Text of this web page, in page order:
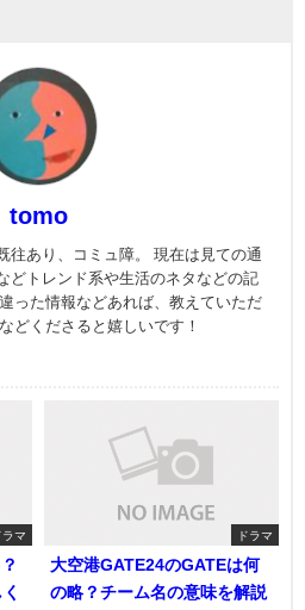
tomo
往あり、コミュ障。 現在は見ての通
どトレンド系や生活のネタなどの記
った情報などあれば、教えていただ
どくださると嬉しいです！
ラマ ドラマ
大空港GATE24のGATEは何
の略？チーム名の意味を解説